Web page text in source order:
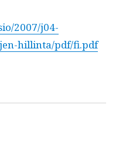
2007/j04-
hillinta/pdf/fi.pdf